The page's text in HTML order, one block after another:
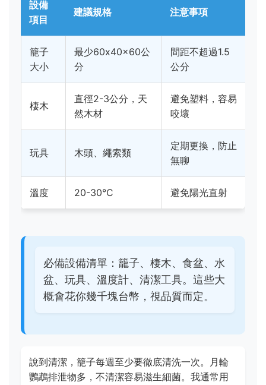
設備
項目
建議規格 注意事項
籠子
大小
最少60x40x60公
分
間距不超過1.5
公分
棲木
直徑2-3公分，天
然木材
避免塑料，容易
咬壞
玩具 木頭、繩索類
定期更換，防止
無聊
溫度 20-30°C 避免陽光直射
必備設備清單：籠子、棲木、食盆、水
盆、玩具、溫度計、清潔工具。這些大
概會花你幾千塊台幣，視品質而定。
說到清潔，籠子每週至少要徹底清洗一次。月輪
鸚鵡排泄物多，不清潔容易滋生細菌。我通常用